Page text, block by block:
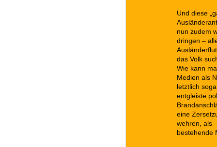
Und diese
nun zudem
dringen –
das Volk
Wie kann
Medien als
letztlich
entgleiste
eine
wehren, als
bestehende